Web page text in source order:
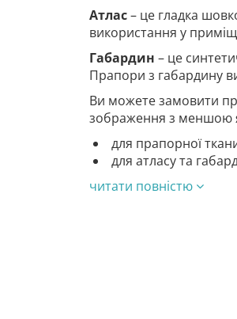
Атлас– це гладка
використання у
Габардин – це
Прапори з габардину
Ви можете замовити
зображення з меншою
для прапорної
для атласу та
читати повністю